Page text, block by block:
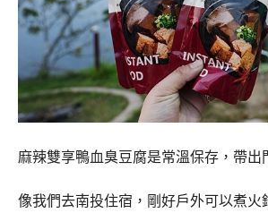
麻辣雙享鴨血臭豆腐是常溫保存，帶出
像我們去南投住宿，剛好戶外可以煮火